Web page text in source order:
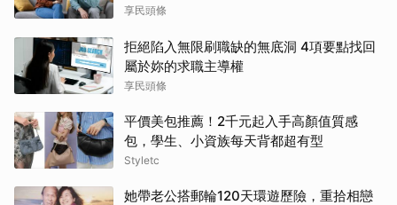
享民頭條
拒絕陷入無限刷職缺的無底洞 4項要點找回
屬於妳的求職主導權
享民頭條
平價美包推薦！2千元起入手高顏值質感
包，學生、小資族每天背都超有型
Styletc
她帶老公搭郵輪120天環遊歷險，重拾相戀